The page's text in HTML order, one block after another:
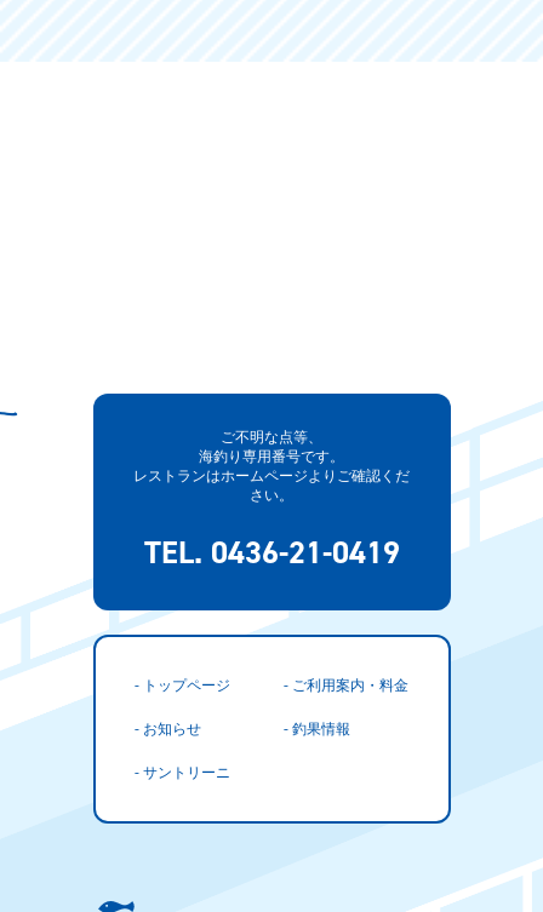
ご不明な点等、
海釣り専用番号です。
レストランはホームページよりご確認くだ
さい。
TEL. 0436-21-0419
- トップページ - ご利用案内・料金
- お知らせ - 釣果情報
- サントリーニ